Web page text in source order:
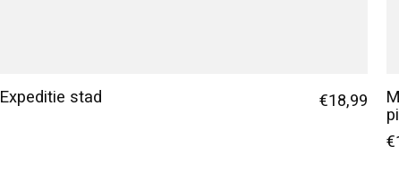
Expeditie stad €18,99